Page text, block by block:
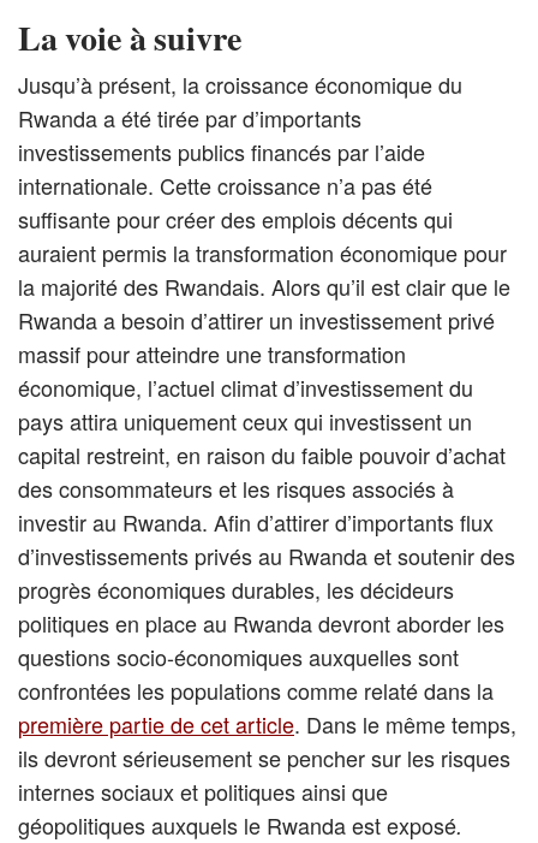
La voie à suivre
Jusqu’à présent, la croissance économique du
Rwanda a été tirée par d’importants
investissements publics financés par l’aide
internationale. Cette croissance n’a pas été
suffisante pour créer des emplois décents qui
auraient permis la transformation économique pour
la majorité des Rwandais. Alors qu’il est clair que le
Rwanda a besoin d’attirer un investissement privé
massif pour atteindre une transformation
économique, l’actuel climat d’investissement du
pays attira uniquement ceux qui investissent un
capital restreint, en raison du faible pouvoir d’achat
des consommateurs et les risques associés à
investir au Rwanda. Afin d’attirer d’importants flux
d’investissements privés au Rwanda et soutenir des
progrès économiques durables, les décideurs
politiques en place au Rwanda devront aborder les
questions socio-économiques auxquelles sont
confrontées les populations comme relaté dans la
première partie de cet article. Dans le même temps,
ils devront sérieusement se pencher sur les risques
internes sociaux et politiques ainsi que
géopolitiques auxquels le Rwanda est exposé.